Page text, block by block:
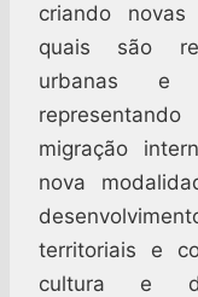
criando novas
quais são
urbanas e
migração
nova
territoriais e
cultura e